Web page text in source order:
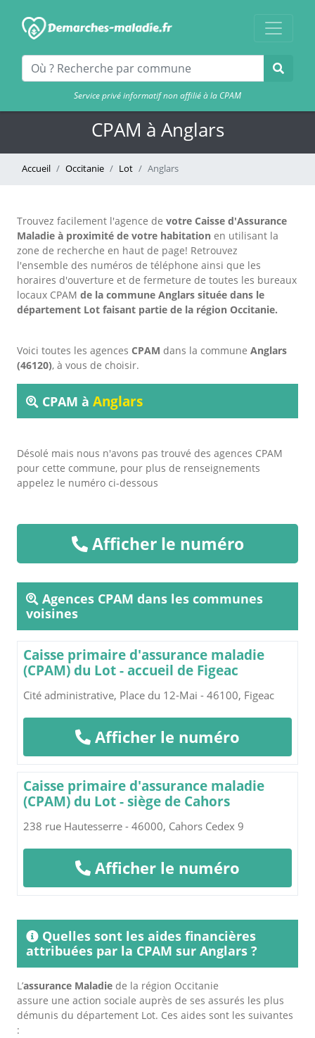
Service privé informatif non affilié à la CPAM
CPAM à Anglars
Accueil Occitanie Lot Anglars
Trouvez facilement l'agence de votre Caisse d'Assurance
Maladie à proximité de votre habitation en utilisant la
zone de recherche en haut de page! Retrouvez
l'ensemble des numéros de téléphone ainsi que les
horaires d'ouverture et de fermeture de toutes les bureaux
locaux CPAM de la commune Anglars située dans le
département Lot faisant partie de la région Occitanie.
Voici toutes les agences CPAM dans la commune Anglars
(46120), à vous de choisir.
CPAM à Anglars
Désolé mais nous n'avons pas trouvé des agences CPAM
pour cette commune, pour plus de renseignements
appelez le numéro ci-dessous
Afficher le numéro
Agences CPAM dans les communes
voisines
Caisse primaire d'assurance maladie
(CPAM) du Lot - accueil de Figeac
Cité administrative, Place du 12-Mai - 46100, Figeac
Afficher le numéro
Caisse primaire d'assurance maladie
(CPAM) du Lot - siège de Cahors
238 rue Hautesserre - 46000, Cahors Cedex 9
Afficher le numéro
Quelles sont les aides financières
attribuées par la CPAM sur Anglars ?
L’assurance Maladie de la région Occitanie
assure une action sociale auprès de ses assurés les plus
démunis du département Lot. Ces aides sont les suivantes
: